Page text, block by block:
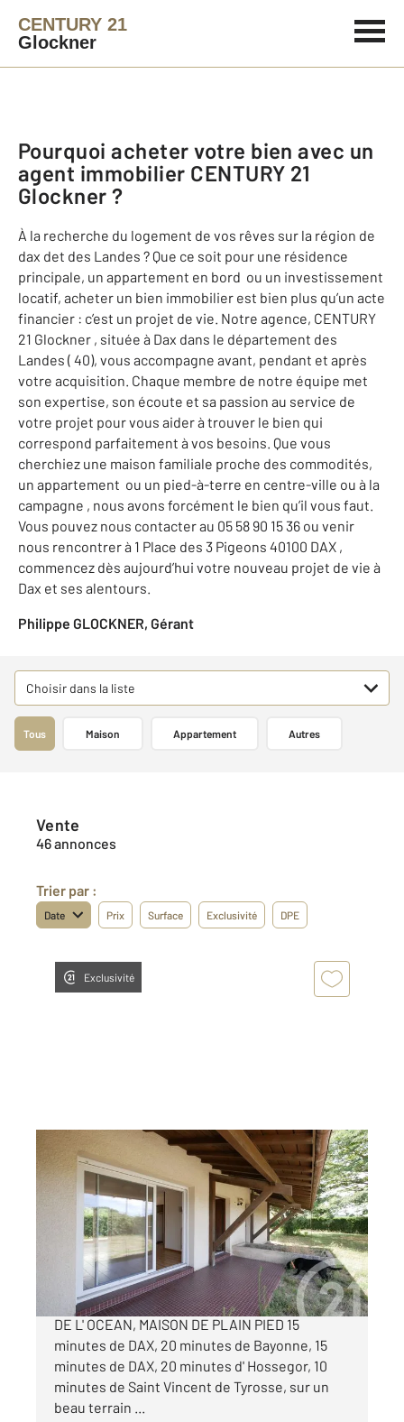
CENTURY 21
Glockner
Pourquoi acheter votre bien avec un
agent immobilier CENTURY 21
Glockner ?
À la recherche du logement de vos rêves sur la région de
dax det des Landes ? Que ce soit pour une résidence
principale, un appartement en bord ou un investissement
locatif, acheter un bien immobilier est bien plus qu’un acte
financier : c’est un projet de vie. Notre agence, CENTURY
21 Glockner , située à Dax dans le département des
Landes ( 40), vous accompagne avant, pendant et après
votre acquisition. Chaque membre de notre équipe met
son expertise, son écoute et sa passion au service de
votre projet pour vous aider à trouver le bien qui
correspond parfaitement à vos besoins. Que vous
cherchiez une maison familiale proche des commodités,
un appartement ou un pied-à-terre en centre-ville ou à la
campagne , nous avons forcément le bien qu’il vous faut.
Vous pouvez nous contacter au 05 58 90 15 36 ou venir
nous rencontrer à 1 Place des 3 Pigeons 40100 DAX ,
commencez dès aujourd’hui votre nouveau projet de vie à
Dax et ses alentours.
Philippe GLOCKNER, Gérant
Choisir dans la liste
Tous Maison Appartement Autres
Vente
46 annonces
Trier par :
Date Prix Surface Exclusivité DPE
Exclusivité
ST GEOURS DE MAREMNE 40
82,45 m2, 4 pièces
Ref : 25302
Maison à vendre
310 000 €
SAINT GEOURS DE MAREMNE EN DIRECTION
DE L' OCEAN, MAISON DE PLAIN PIED 15
minutes de DAX, 20 minutes de Bayonne, 15
minutes de DAX, 20 minutes d' Hossegor, 10
minutes de Saint Vincent de Tyrosse, sur un
beau terrain ...